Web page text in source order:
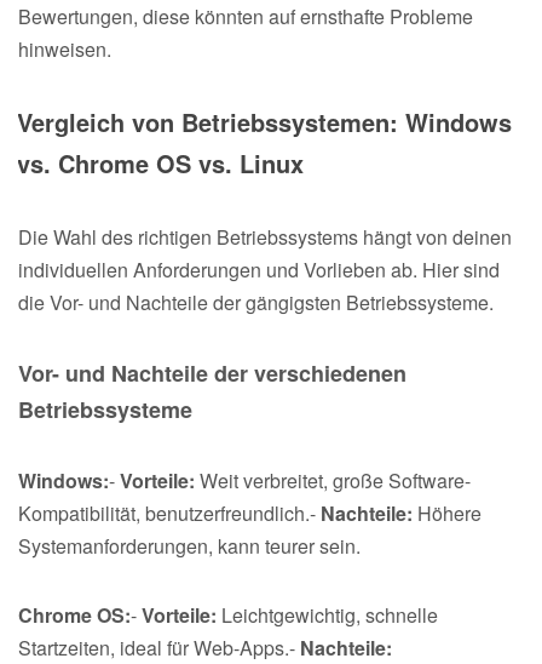
Bewertungen, diese könnten auf ernsthafte Probleme
hinweisen.
Vergleich von Betriebssystemen: Windows
vs. Chrome OS vs. Linux
Die Wahl des richtigen Betriebssystems hängt von deinen
individuellen Anforderungen und Vorlieben ab. Hier sind
die Vor- und Nachteile der gängigsten Betriebssysteme.
Vor- und Nachteile der verschiedenen
Betriebssysteme
Windows:-Vorteile: Weit verbreitet, große Software-
Kompatibilität, benutzerfreundlich.- Nachteile: Höhere
Systemanforderungen, kann teurer sein.
Chrome OS:-Vorteile: Leichtgewichtig, schnelle
Startzeiten, ideal für Web-Apps.- Nachteile: